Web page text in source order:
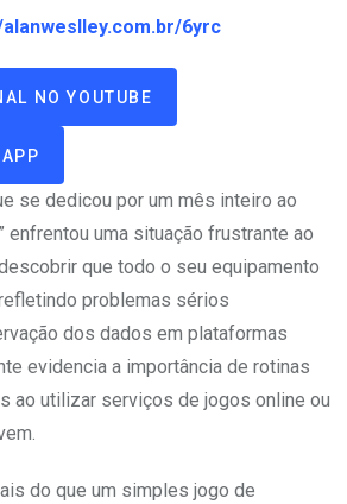
alanweslley.com.br/6yrc
NO YOUTUBE
se dedicou por um mês inteiro ao
enfrentou uma situação frustrante ao
que todo o seu equipamento
problemas sérios
dos dados em plataformas
evidencia a importância de rotinas
ao utilizar serviços de jogos online ou
do que um simples jogo de